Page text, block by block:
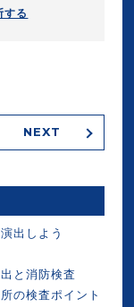
する
NEXT
出しよう
と消防検査
の検査ポイント